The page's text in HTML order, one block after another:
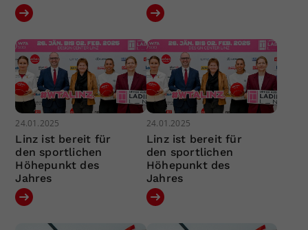
24.01.2025
Linz ist bereit für
den sportlichen
Höhepunkt des
Jahres
24.01.2025
Linz ist bereit für
den sportlichen
Höhepunkt des
Jahres